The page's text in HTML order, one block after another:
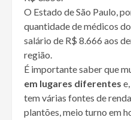
O Estado de São Paulo,
quantidade de médicos
salário de R$ 8.666 aos
região.
É importante saber que
em lugares diferentes
tem várias fontes de
plantões, meio turno em